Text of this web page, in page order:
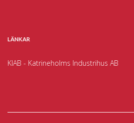
LÄNKAR
KIAB - Katrineholms Industrihus AB